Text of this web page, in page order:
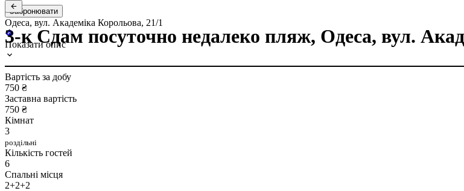
3-к Сдам посуточно недалеко пляж, Одеса, вул.
Забронювати
Одеса, вул. Академіка Корольова, 21/1
Показати опис
Вартість за добу
750 ₴
Заставна вартість
750 ₴
Кімнат
3
роздільні
Кількість гостей
6
Спальні місця
2+2+2